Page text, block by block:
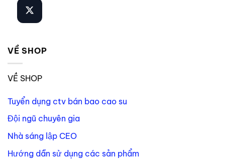
VỀ SHOP
VỀ SHOP
Tuyển dụng ctv bán bao cao su
Đội ngũ chuyên gia
Nhà sáng lập CEO
Hướng dẫn sử dụng các sản phẩm